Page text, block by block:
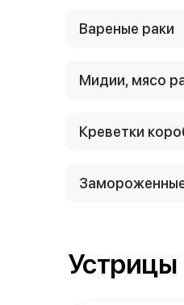
Вареные раки
Мидии, мясо
Креветки
Устрицы